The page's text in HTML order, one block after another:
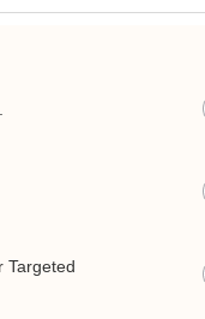
Targeted